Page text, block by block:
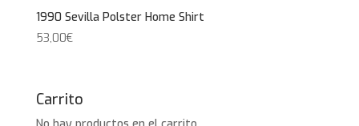
1990 Sevilla Polster Home Shirt
53,00€
Carrito